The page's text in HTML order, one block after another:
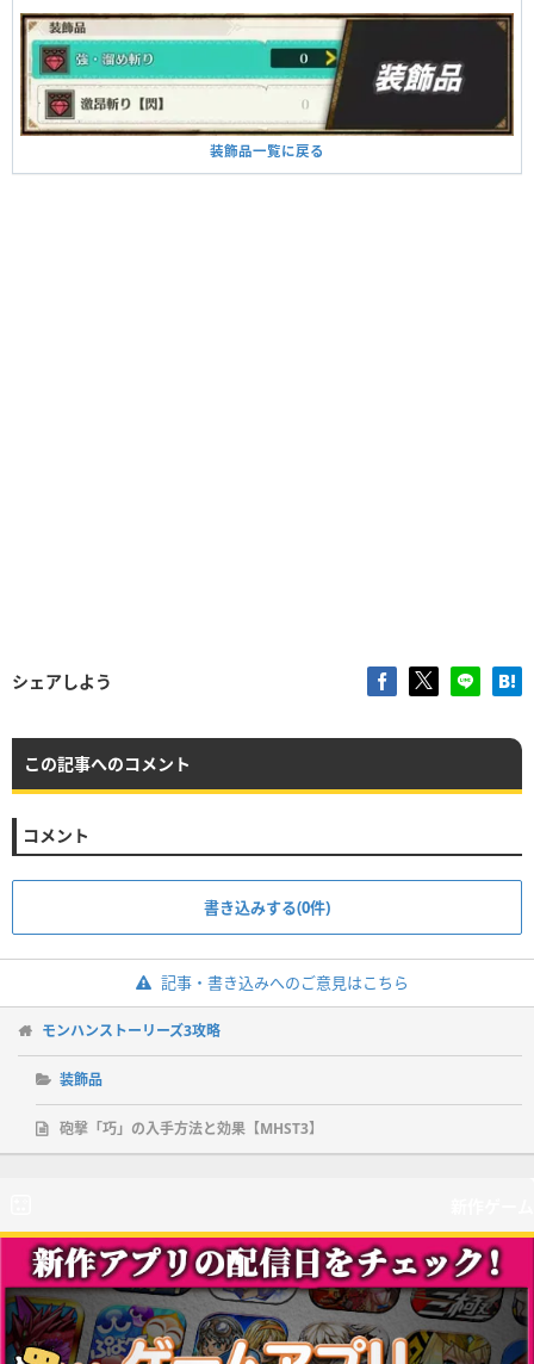
装飾品一覧に戻る
シェアしよう
この記事へのコメント
コメント
書き込みする(0件)
記事・書き込みへのご意見はこちら
モンハンストーリーズ3攻略
装飾品
砲撃「巧」の入手方法と効果【MHST3】